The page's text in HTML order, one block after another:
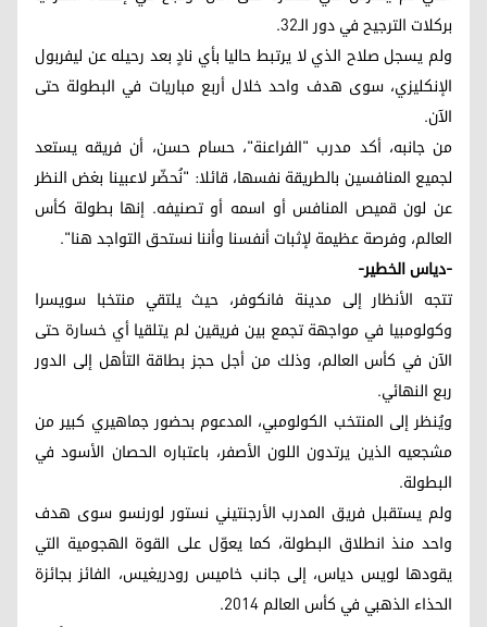
بركلات الترجيح في دور الـ32.
ولم يسجل صلاح الذي لا يرتبط حاليا بأي نادٍ بعد رحيله عن ليفربول
الإنكليزي، سوى هدف واحد خلال أربع مباريات في البطولة حتى
الآن.
من جانبه، أكد مدرب "الفراعنة"، حسام حسن، أن فريقه يستعد
لجميع المنافسين بالطريقة نفسها، قائلا: "نُحضّر لاعبينا بغض النظر
عن لون قميص المنافس أو اسمه أو تصنيفه. إنها بطولة كأس
العالم، وفرصة عظيمة لإثبات أنفسنا وأننا نستحق التواجد هنا".
-دياس الخطير-
تتجه الأنظار إلى مدينة فانكوفر، حيث يلتقي منتخبا سويسرا
وكولومبيا في مواجهة تجمع بين فريقين لم يتلقيا أي خسارة حتى
الآن في كأس العالم، وذلك من أجل حجز بطاقة التأهل إلى الدور
ربع النهائي.
ويُنظر إلى المنتخب الكولومبي، المدعوم بحضور جماهيري كبير من
مشجعيه الذين يرتدون اللون الأصفر، باعتباره الحصان الأسود في
البطولة.
ولم يستقبل فريق المدرب الأرجنتيني نستور لورنسو سوى هدف
واحد منذ انطلاق البطولة، كما يعوّل على القوة الهجومية التي
يقودها لويس دياس، إلى جانب خاميس رودريغيس، الفائز بجائزة
الحذاء الذهبي في كأس العالم 2014.